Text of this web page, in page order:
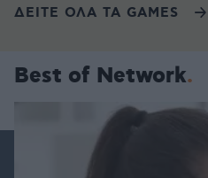
ΔΕΙΤΕ ΟΛΑ ΤΑ GAMES
Best of Network